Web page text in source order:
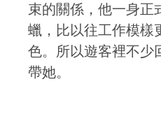
束的關係，他一身正
蠟，比以往工作模樣
色。所以遊客裡不
帶她。